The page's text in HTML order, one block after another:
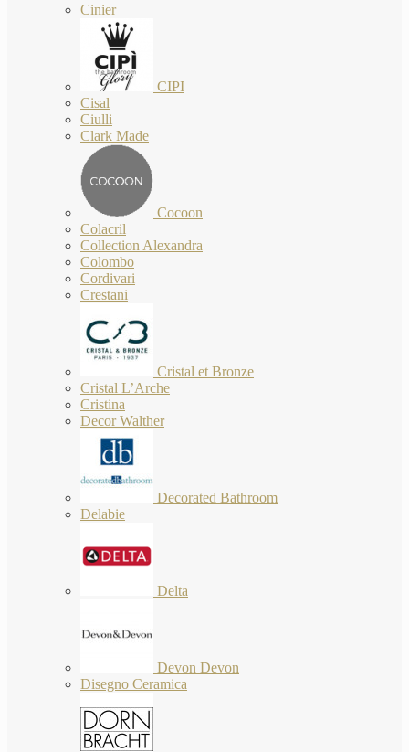
Cinier
CIPI
Cisal
Ciulli
Clark Made
Cocoon
Colacril
Collection Alexandra
Colombo
Cordivari
Crestani
Cristal et Bronze
Cristal L’Arche
Cristina
Decor Walther
Decorated Bathroom
Delabie
Delta
Devon Devon
Disegno Ceramica